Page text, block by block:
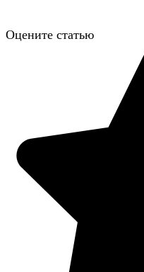
Оцените статью